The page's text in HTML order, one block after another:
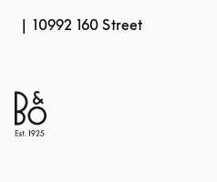
10992 160 Street